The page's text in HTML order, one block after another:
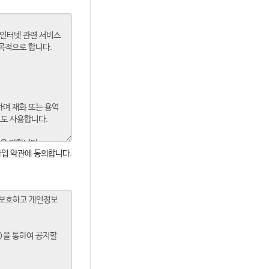
약관에 동의합니다.